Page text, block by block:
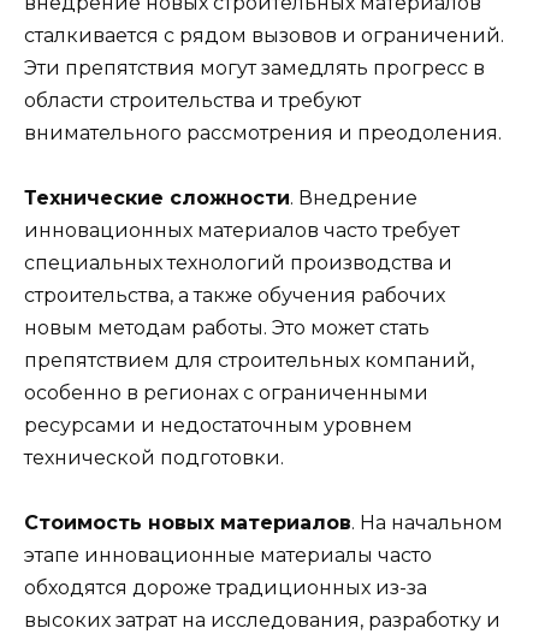
сталкивается с рядом вызовов и ограничений.
Эти препятствия могут замедлять прогресс в
области строительства и требуют
внимательного рассмотрения и преодоления.
Технические сложности. Внедрение
инновационных материалов часто требует
специальных технологий производства и
строительства, а также обучения рабочих
новым методам работы. Это может стать
препятствием для строительных компаний,
особенно в регионах с ограниченными
ресурсами и недостаточным уровнем
технической подготовки.
Стоимость новых материалов. На начальном
этапе инновационные материалы часто
обходятся дороже традиционных из-за
высоких затрат на исследования, разработку и